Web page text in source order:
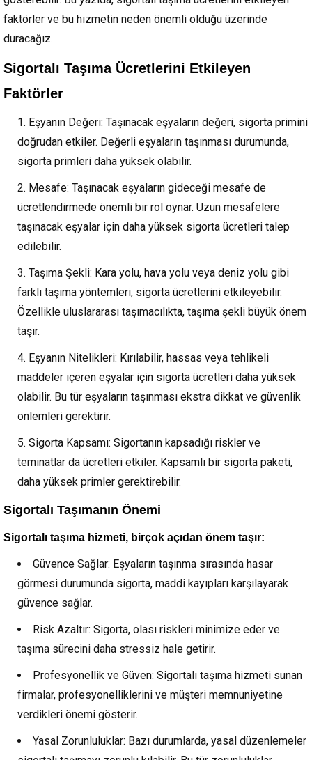
faktörler ve bu hizmetin neden önemli olduğu üzerinde
duracağız.
Sigortalı Taşıma Ücretlerini Etkileyen
Faktörler
Eşyanın Değeri: Taşınacak eşyaların değeri, sigorta primini
doğrudan etkiler. Değerli eşyaların taşınması durumunda,
sigorta primleri daha yüksek olabilir.
Mesafe: Taşınacak eşyaların gideceği mesafe de
ücretlendirmede önemli bir rol oynar. Uzun mesafelere
taşınacak eşyalar için daha yüksek sigorta ücretleri talep
edilebilir.
Taşıma Şekli: Kara yolu, hava yolu veya deniz yolu gibi
farklı taşıma yöntemleri, sigorta ücretlerini etkileyebilir.
Özellikle uluslararası taşımacılıkta, taşıma şekli büyük önem
taşır.
Eşyanın Nitelikleri: Kırılabilir, hassas veya tehlikeli
maddeler içeren eşyalar için sigorta ücretleri daha yüksek
olabilir. Bu tür eşyaların taşınması ekstra dikkat ve güvenlik
önlemleri gerektirir.
Sigorta Kapsamı: Sigortanın kapsadığı riskler ve
teminatlar da ücretleri etkiler. Kapsamlı bir sigorta paketi,
daha yüksek primler gerektirebilir.
Sigortalı Taşımanın Önemi
Sigortalı taşıma hizmeti, birçok açıdan önem taşır:
Güvence Sağlar: Eşyaların taşınma sırasında hasar
görmesi durumunda sigorta, maddi kayıpları karşılayarak
güvence sağlar.
Risk Azaltır: Sigorta, olası riskleri minimize eder ve
taşıma sürecini daha stressiz hale getirir.
Profesyonellik ve Güven: Sigortalı taşıma hizmeti sunan
firmalar, profesyonelliklerini ve müşteri memnuniyetine
verdikleri önemi gösterir.
Yasal Zorunluluklar: Bazı durumlarda, yasal düzenlemeler